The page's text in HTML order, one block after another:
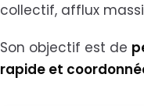
collectif, afflux
Son objectif est de
rapide et